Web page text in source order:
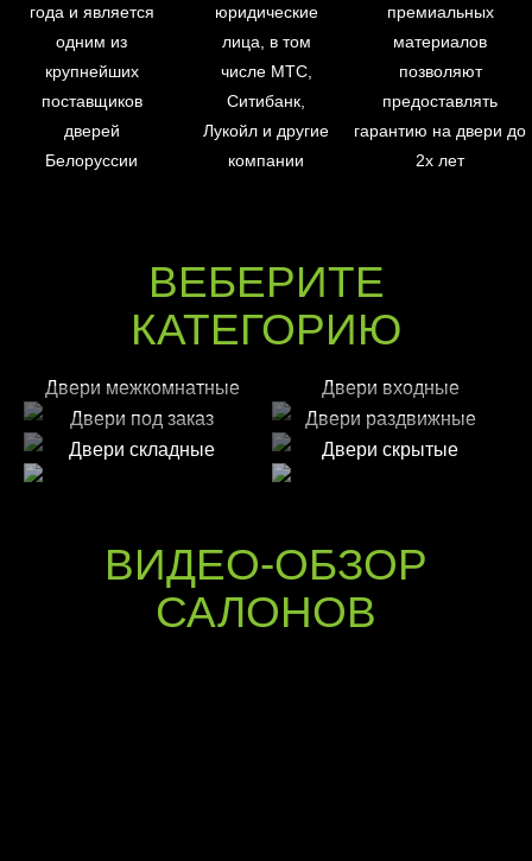
года и является
одним из
крупнейших
поставщиков
дверей
Белоруссии
юридические
лица, в том
числе МТС,
Ситибанк,
Лукойл и другие
компании
премиальных
материалов
позволяют
предоставлять
гарантию на двери до
2х лет
ВЕБЕРИТЕ
КАТЕГОРИЮ
Двери межкомнатные
Двери входные
Двери под заказ
Двери раздвижные
Двери складные
Двери скрытые
ВИДЕО-ОБЗОР
САЛОНОВ